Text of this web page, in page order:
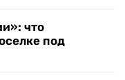
что
под